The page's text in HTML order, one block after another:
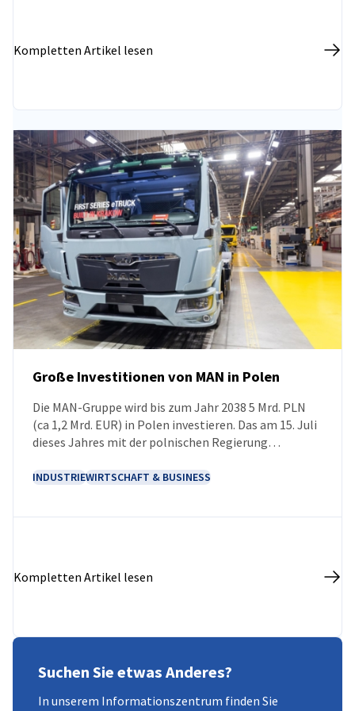
Kompletten Artikel lesen
NEUIGKEITEN
Große Investitionen von MAN in Polen
Die MAN-Gruppe wird bis zum Jahr 2038 5 Mrd. PLN
(ca 1,2 Mrd. EUR) in Polen investieren. Das am 15. Juli
dieses Jahres mit der polnischen Regierung
die Zusammenarbeit bei der Umsetzung neuer
nächsten Generation von Lkw und Komponenten für
INDUSTRIEWIRTSCHAFT & BUSINESS
Kompletten Artikel lesen
Suchen Sie etwas Anderes?
In unserem Informationszentrum finden Sie